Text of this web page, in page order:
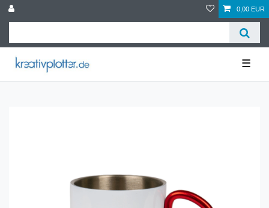
0,00 EUR
☰